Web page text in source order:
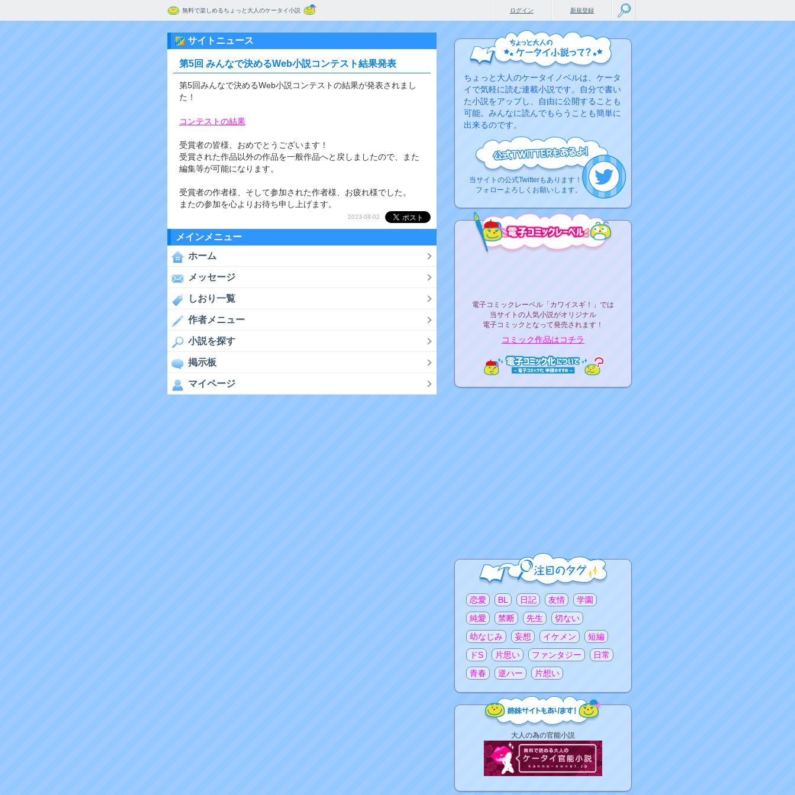
無料で楽しめるちょっと大人のケータイ小説 新規登録
ログイン
サイトニュース
第5回 みんなで決めるWeb小説コンテスト結果発表
第5回みんなで決めるWeb小説コンテストの結果が発表されまし
た！
コンテストの結果
受賞者の皆様、おめでとうございます！
受賞された作品以外の作品を一般作品へと戻しましたので、また
編集等が可能になります。
受賞者の作者様、そして参加された作者様、お疲れ様でした。
またの参加を心よりお待ち申し上げます。
2023-08-02
メインメニュー
ホーム
メッセージ
しおり一覧
作者メニュー
小説を探す
掲示板
マイページ
ちょっと大人のケータイノベルは、ケータ
イで気軽に読む連載小説です。自分で書い
た小説をアップし、自由に公開することも
可能。みんなに読んでもらうことも簡単に
出来るのです。
当サイトの公式Twitterもあります！
フォローよろしくお願いします。
電子コミックレーベル「カワイスギ！」では
当サイトの人気小説がオリジナル
電子コミックとなって発売されます！
コミック作品はコチラ
注目のタグ
恋愛 BL 日記 友情
学園
純愛
禁断 先生
切ない
幼なじみ
妄想 イケメン
短編
ドS
片思い ファンタジー
日常
青春
逆ハー 片想い
大人の為の官能小説